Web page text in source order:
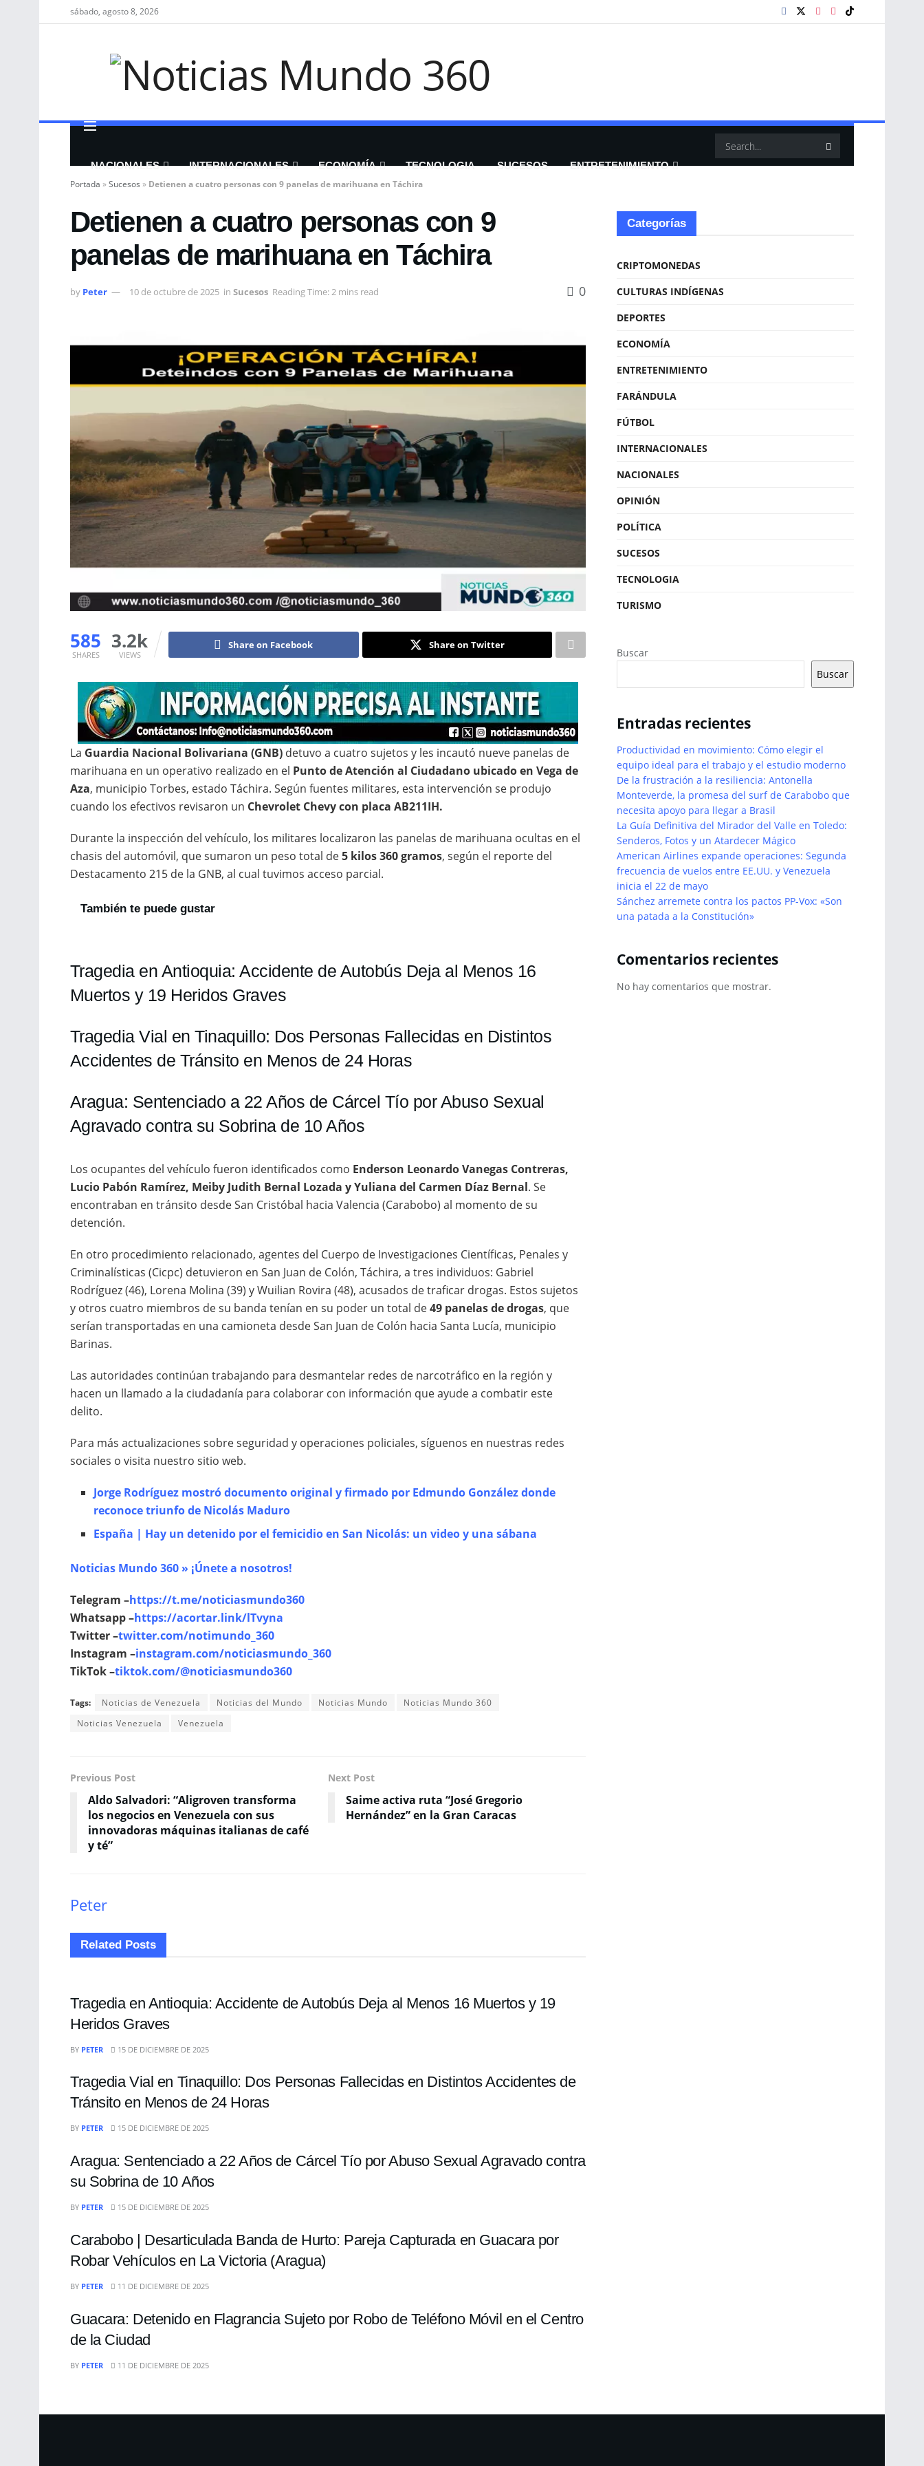
sábado, agosto 8, 2026
NACIONALES INTERNACIONALES ECONOMÍA TECNOLOGIA SUCESOS
ENTRETENIMIENTO
Portada »Sucesos » Detienen a cuatro personas con 9 panelas de marihuana en Táchira
Detienen a cuatro personas con 9
panelas de marihuana en Táchira
by Peter 10 de octubre de 2025 in Sucesos Reading Time: 2 mins read 0
585
SHARES
3.2k
VIEWS
Share on Facebook Share on Twitter
La Guardia Nacional Bolivariana (GNB) detuvo a cuatro sujetos y les incautó nueve panelas de
marihuana en un operativo realizado en el Punto de Atención al Ciudadano ubicado en Vega de
Aza, municipio Torbes, estado Táchira. Según fuentes militares, esta intervención se produjo
cuando los efectivos revisaron un Chevrolet Chevy con placa AB211IH.
Durante la inspección del vehículo, los militares localizaron las panelas de marihuana ocultas en el
chasis del automóvil, que sumaron un peso total de5 kilos 360 gramos, según el reporte del
Destacamento 215 de la GNB, al cual tuvimos acceso parcial.
También te puede gustar
Tragedia en Antioquia: Accidente de Autobús Deja al Menos 16
Muertos y 19 Heridos Graves
Tragedia Vial en Tinaquillo: Dos Personas Fallecidas en Distintos
Accidentes de Tránsito en Menos de 24 Horas
Aragua: Sentenciado a 22 Años de Cárcel Tío por Abuso Sexual
Agravado contra su Sobrina de 10 Años
Los ocupantes del vehículo fueron identificados como Enderson Leonardo Vanegas Contreras,
Lucio Pabón Ramírez, Meiby Judith Bernal Lozada y Yuliana del Carmen Díaz Bernal. Se
encontraban en tránsito desde San Cristóbal hacia Valencia (Carabobo) al momento de su
detención.
En otro procedimiento relacionado, agentes del Cuerpo de Investigaciones Científicas, Penales y
Criminalísticas (Cicpc) detuvieron en San Juan de Colón, Táchira, a tres individuos: Gabriel
Rodríguez (46), Lorena Molina (39) y Wuilian Rovira (48), acusados de traficar drogas. Estos sujetos
y otros cuatro miembros de su banda tenían en su poder un total de49 panelas de drogas, que
serían transportadas en una camioneta desde San Juan de Colón hacia Santa Lucía, municipio
Barinas.
Las autoridades continúan trabajando para desmantelar redes de narcotráfico en la región y
hacen un llamado a la ciudadanía para colaborar con información que ayude a combatir este
delito.
Para más actualizaciones sobre seguridad y operaciones policiales, síguenos en nuestras redes
sociales o visita nuestro sitio web.
Jorge Rodríguez mostró documento original y firmado por Edmundo González donde
reconoce triunfo de Nicolás Maduro
España | Hay un detenido por el femicidio en San Nicolás: un video y una sábana
Noticias Mundo 360 » ¡Únete a nosotros!
Telegram –https://t.me/noticiasmundo360
Whatsapp –https://acortar.link/lTvyna
Twitter –twitter.com/notimundo_360
Instagram –instagram.com/noticiasmundo_360
TikTok –tiktok.com/@noticiasmundo360
Tags: Noticias de Venezuela Noticias del Mundo Noticias Mundo
Noticias Mundo 360
Noticias Venezuela
Venezuela
Previous Post
Aldo Salvadori: “Aligroven transforma
los negocios en Venezuela con sus
innovadoras máquinas italianas de café
y té”
Next Post
Saime activa ruta “José Gregorio
Hernández” en la Gran Caracas
Peter
Related Posts
Tragedia en Antioquia: Accidente de Autobús Deja al Menos 16 Muertos y 19
Heridos Graves
BY PETER 15 DE DICIEMBRE DE 2025
Tragedia Vial en Tinaquillo: Dos Personas Fallecidas en Distintos Accidentes de
Tránsito en Menos de 24 Horas
BY PETER 15 DE DICIEMBRE DE 2025
Aragua: Sentenciado a 22 Años de Cárcel Tío por Abuso Sexual Agravado contra
su Sobrina de 10 Años
BY PETER 15 DE DICIEMBRE DE 2025
Carabobo | Desarticulada Banda de Hurto: Pareja Capturada en Guacara por
Robar Vehículos en La Victoria (Aragua)
BY PETER 11 DE DICIEMBRE DE 2025
Guacara: Detenido en Flagrancia Sujeto por Robo de Teléfono Móvil en el Centro
de la Ciudad
BY PETER 11 DE DICIEMBRE DE 2025
Categorías
CRIPTOMONEDAS
CULTURAS INDÍGENAS
DEPORTES
ECONOMÍA
ENTRETENIMIENTO
FARÁNDULA
FÚTBOL
INTERNACIONALES
NACIONALES
OPINIÓN
POLÍTICA
SUCESOS
TECNOLOGIA
TURISMO
Buscar
Buscar
Entradas recientes
Productividad en movimiento: Cómo elegir el
equipo ideal para el trabajo y el estudio moderno
De la frustración a la resiliencia: Antonella
Monteverde, la promesa del surf de Carabobo que
necesita apoyo para llegar a Brasil
La Guía Definitiva del Mirador del Valle en Toledo:
Senderos, Fotos y un Atardecer Mágico
American Airlines expande operaciones: Segunda
frecuencia de vuelos entre EE.UU. y Venezuela
inicia el 22 de mayo
Sánchez arremete contra los pactos PP-Vox: «Son
una patada a la Constitución»
Comentarios recientes
No hay comentarios que mostrar.